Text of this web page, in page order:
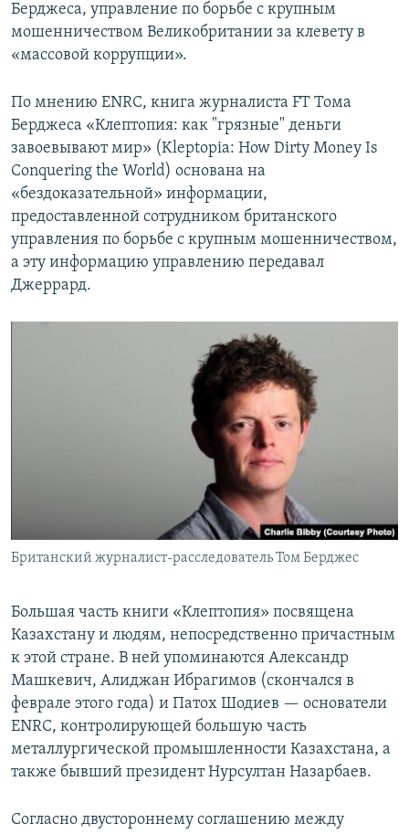
Берджеса, управление по борьбе с крупным
мошенничеством Великобритании за клевету в
«массовой коррупции».
По мнению ENRC, книга журналиста FT Тома
Берджеса «Клептопия: как "грязные" деньги
завоевывают мир» (Kleptopia: How Dirty Money Is
Conquering the World) основана на
«бездоказательной» информации,
предоставленной сотрудником британского
управления по борьбе с крупным мошенничеством,
а эту информацию управлению передавал
Джеррард.
Британский журналист-расследователь Том Берджес
Большая часть книги «Клептопия» посвящена
Казахстану и людям, непосредственно причастным
к этой стране. В ней упоминаются Александр
Машкевич, Алиджан Ибрагимов (скончался в
феврале этого года) и Патох Шодиев — основатели
ENRC, контролирующей большую часть
металлургической промышленности Казахстана, а
также бывший президент Нурсултан Назарбаев.
Согласно двустороннему соглашению между